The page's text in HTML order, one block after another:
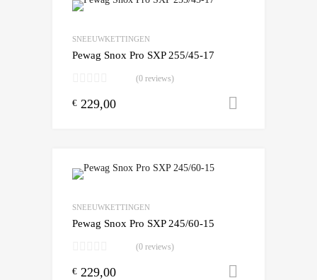
SNEEUWKETTINGEN
Pewag Snox Pro SXP 255/45-17
(0 reviews)
€ 229,00
SNEEUWKETTINGEN
Pewag Snox Pro SXP 245/60-15
(0 reviews)
€ 229,00